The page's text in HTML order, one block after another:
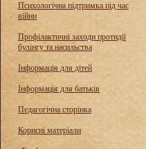
Психологічна підтримка під час
війни
Профілактичні заходи протидії
булінгу та насильства
Інформація для дітей
Інформація для батьків
Педагогічна сторінка
Корисні матеріали